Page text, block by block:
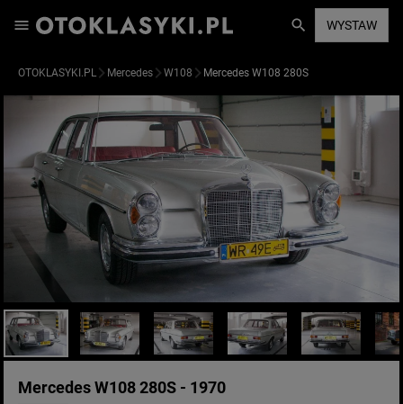
WYSTAW
OTOKLASYKI.PL Mercedes W108 Mercedes W108 280S
Mercedes W108 280S - 1970